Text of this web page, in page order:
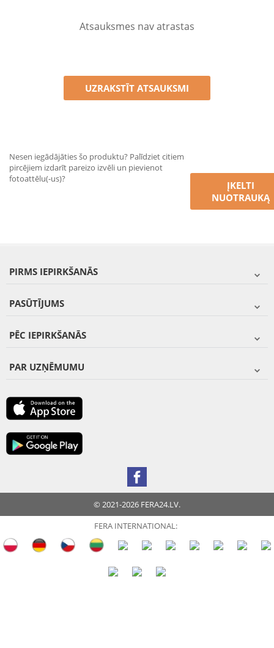
Atsauksmes nav atrastas
UZRAKSTĪT ATSAUKSMI
Nesen iegādājāties šo produktu? Palīdziet citiem
pircējiem izdarīt pareizo izvēli un pievienot
fotoattēlu(-us)?
ĮKELTI
NUOTRAUKĄ
PIRMS IEPIRKŠANĀS
PASŪTĪJUMS
PĒC IEPIRKŠANĀS
PAR UZŅĒMUMU
© 2021-2026 FERA24.LV.
FERA INTERNATIONAL: